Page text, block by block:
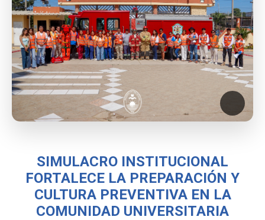
SIMULACRO INSTITUCIONAL
FORTALECE LA PREPARACIÓN Y
CULTURA PREVENTIVA EN LA
COMUNIDAD UNIVERSITARIA